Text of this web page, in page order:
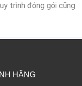
trình đóng gói cũng
HÃNG